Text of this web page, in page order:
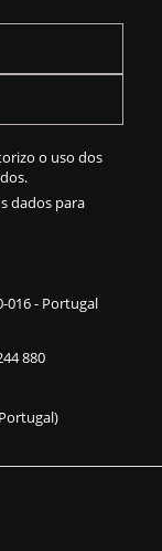
o uso dos
dados para
016 - Portugal
880